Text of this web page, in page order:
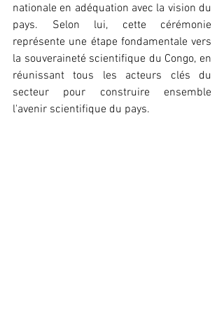
nationale en adéquation avec la vision du
pays. Selon lui, cette cérémonie
représente une étape fondamentale vers
la souveraineté scientifique du Congo, en
réunissant tous les acteurs clés du
secteur pour construire ensemble
l'avenir scientifique du pays.